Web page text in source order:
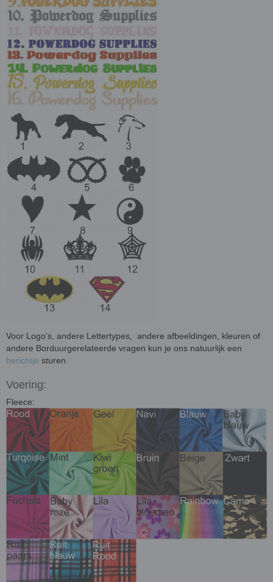
Voor Logo's, andere Lettertypes, andere afbeeldingen, kleuren of
andere Borduurgerelateerde vragen kun je ons natuurlijk een
berichtje sturen.
Voering:
Fleece: